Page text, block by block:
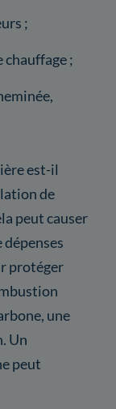
;
;
est-il
de
peut causer
protéger
une
Un
peut